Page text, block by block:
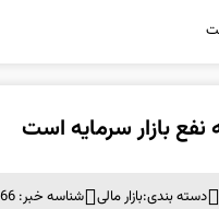
بازار سرمایه است
دسته بندی:بازار مالی شناسه خبر: 1666